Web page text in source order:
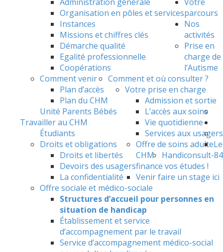
Organisation en pôles et services
Instances
Missions et chiffres clés
Démarche qualité
Egalité professionnelle
Coopérations
Comment venir
Plan d’accès
Plan du CHM
parcours
Comment et où consulter ?
Votre prise en charge
Admission et sortie
L’accès aux soins
Vie quotidienne
Services aux usagers
Droits et obligations
Droits et libertés
Devoirs des usagers
La confidentialité
Nos
activités
Offre de soins adulte
Handiconsult-84
Offre sociale et médico-sociale
Structures d’accueil pour personnes en
situation de handicap
Établissement et service
d’accompagnement par le travail
Service d’accompagnement médico-social
Prise en
charge de
l’Autisme
Unité Parents Bébés
Travailler au CHM
Étudiants
Le
CHM
finance vos études !
Venir faire un stage ici